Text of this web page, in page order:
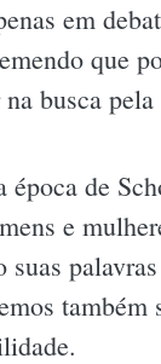
em
que
busca
de
e